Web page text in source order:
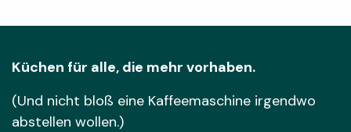
Küchen für alle, die mehr vorhaben.
(Und nicht bloß eine Kaffeemaschine irgendwo
abstellen wollen.)